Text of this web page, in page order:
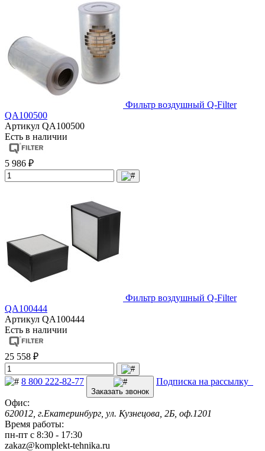
Фильтр воздушный Q-Filter
QA100500
Артикул QA100500
Есть в наличии
5 986 ₽
Фильтр воздушный Q-Filter
QA100444
Артикул QA100444
Есть в наличии
25 558 ₽
8 800 222-82-77
Заказать звонок
Подписка на рассылку
Офис:
620012, г.Екатеринбург, ул. Кузнецова, 2Б, оф.1201
Время работы:
пн-пт с 8:30 - 17:30
zakaz@komplekt-tehnika.ru